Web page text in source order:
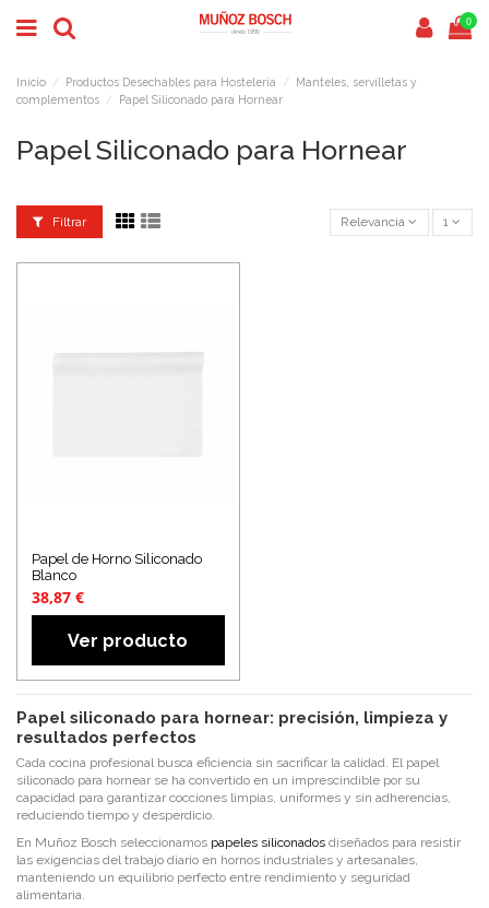
0
Inicio Productos Desechables para Hostelería
Manteles, servilletas y
complementos
Papel Siliconado para Hornear
Papel Siliconado para Hornear
Filtrar Relevancia 1
Papel de Horno Siliconado
Blanco
38,87 €
Ver producto
Papel siliconado para hornear: precisión, limpieza y
resultados perfectos
Cada cocina profesional busca eficiencia sin sacrificar la calidad. El papel
siliconado para hornear se ha convertido en un imprescindible por su
capacidad para garantizar cocciones limpias, uniformes y sin adherencias,
reduciendo tiempo y desperdicio.
En Muñoz Bosch seleccionamos papeles siliconados diseñados para resistir
las exigencias del trabajo diario en hornos industriales y artesanales,
manteniendo un equilibrio perfecto entre rendimiento y seguridad
alimentaria.